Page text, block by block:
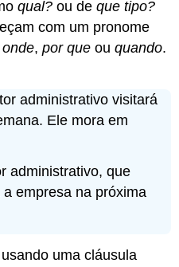
qual?ou deque tipo?
com um pronome
onde,por que ouquando.
administrativo visitará
Ele mora em
administrativo, que
empresa na próxima
uma cláusula